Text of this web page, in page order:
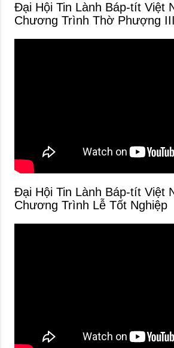
Đại Hội Tin Lành Báp-tít Việt
Chương Trình Thờ Phượng III
Đại Hội Tin Lành Báp-tít Việt
Chương Trình Lễ Tốt Nghiệp